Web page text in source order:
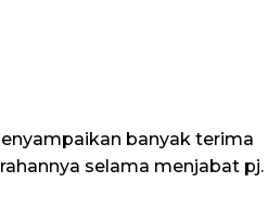
banyak terima
selama menjabat pj.